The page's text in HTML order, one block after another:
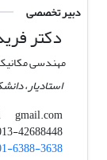
دبیر تخصصی
دکتر
مهندسی
استادیار،
farid.dolati
gmail.com
013-42688448
6388-3638